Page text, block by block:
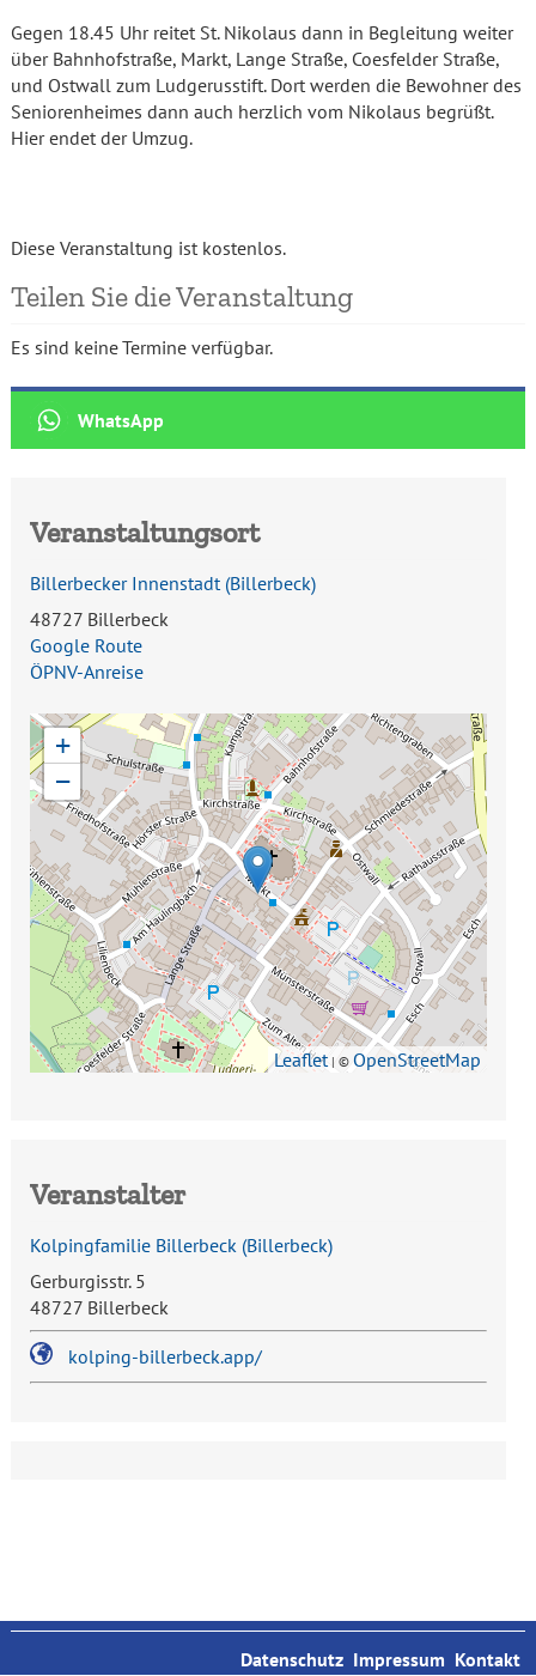
Gegen 18.45 Uhr reitet St. Nikolaus dann in Begleitung weiter
über Bahnhofstraße, Markt, Lange Straße, Coesfelder Straße,
und Ostwall zum Ludgerusstift. Dort werden die Bewohner des
Seniorenheimes dann auch herzlich vom Nikolaus begrüßt.
Hier endet der Umzug.
Diese Veranstaltung ist kostenlos.
Teilen Sie die Veranstaltung
Es sind keine Termine verfügbar.
Veranstaltungsort
Billerbecker Innenstadt (Billerbeck)
48727 Billerbeck
Google Route
ÖPNV-Anreise
+
−
Leaflet| ©OpenStreetMap
Veranstalter
Kolpingfamilie Billerbeck (Billerbeck)
Gerburgisstr. 5
48727 Billerbeck
kolping-billerbeck.app/
Datenschutz Impressum Kontakt